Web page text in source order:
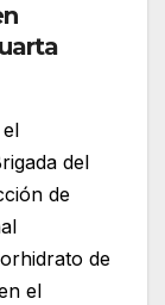
del
de
de
el